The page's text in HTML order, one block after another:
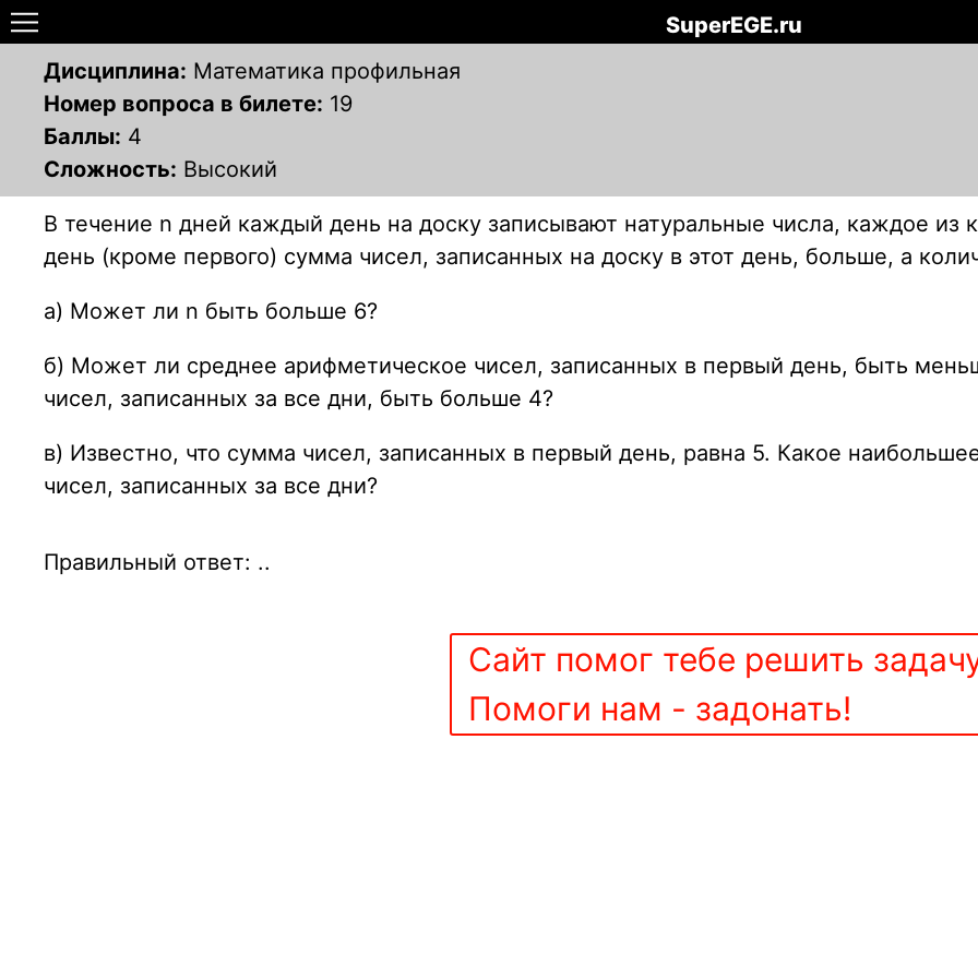
SuperEGE.ru
Дисциплина: Математика профильная
Номер вопроса в билете: 19
Баллы: 4
Сложность: Высокий
В течение n дней каждый день на доску записывают натуральные числа, каждое
день (кроме первого) сумма чисел, записанных на доску в этот день, больше, а
а) Может ли n быть больше 6?
б) Может ли среднее арифметическое чисел, записанных в первый день, быть
чисел, записанных за все дни, быть больше 4?
в) Известно, что сумма чисел, записанных в первый день, равна 5. Какое
чисел, записанных за все дни?
Правильный ответ: ..
Сайт помог тебе решить
Помоги нам - задонать!